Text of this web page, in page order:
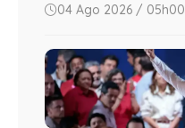
04 Ago 2026 / 05h00